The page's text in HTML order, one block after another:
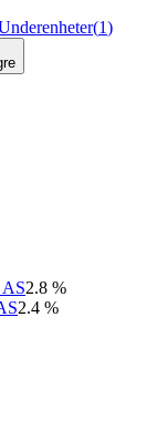
(1)
2.8 %
2.4 %